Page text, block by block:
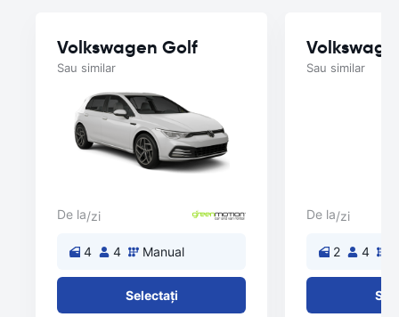
Volkswagen Golf
Sau similar
De la/zi
4 4 Manual
Selectați
Sau similar
De la/zi
2 4